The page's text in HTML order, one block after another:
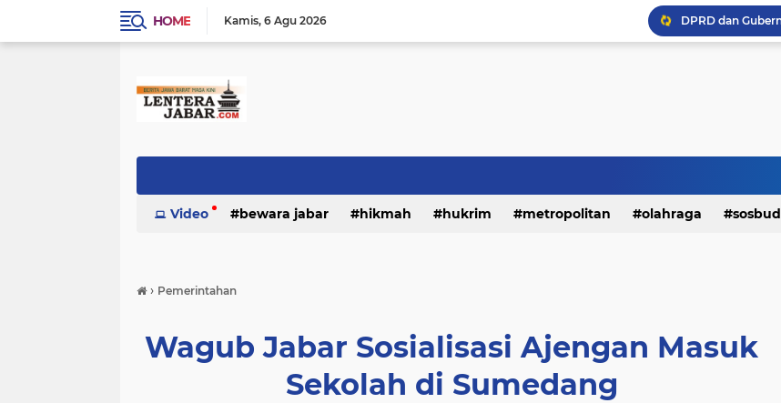
HOME Kamis 6 Agu 2026
Video bewara jabar hikmah hukrim metropolitan olahraga sosbud
› Pemerintahan
Wagub Jabar Sosialisasi Ajengan Masuk
Sekolah di Sumedang